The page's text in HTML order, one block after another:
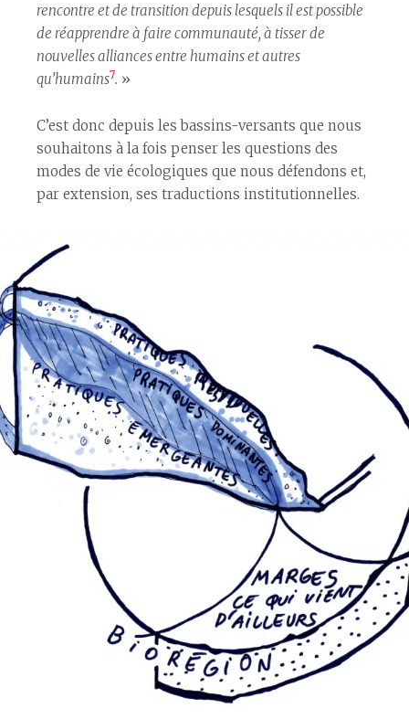
rencontre et de transition depuis lesquels il est possible
de réapprendre à faire communauté, à tisser de
nouvelles alliances entre humains et autres
qu’humains7. »
C’est donc depuis les bassins-versants que nous
souhaitons à la fois penser les questions des
modes de vie écologiques que nous défendons et,
par extension, ses traductions institutionnelles.